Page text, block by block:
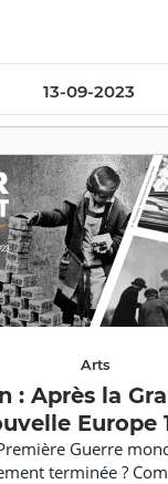
13-09-2023
Arts
: Après la
Europe
Guerre
terminée ?